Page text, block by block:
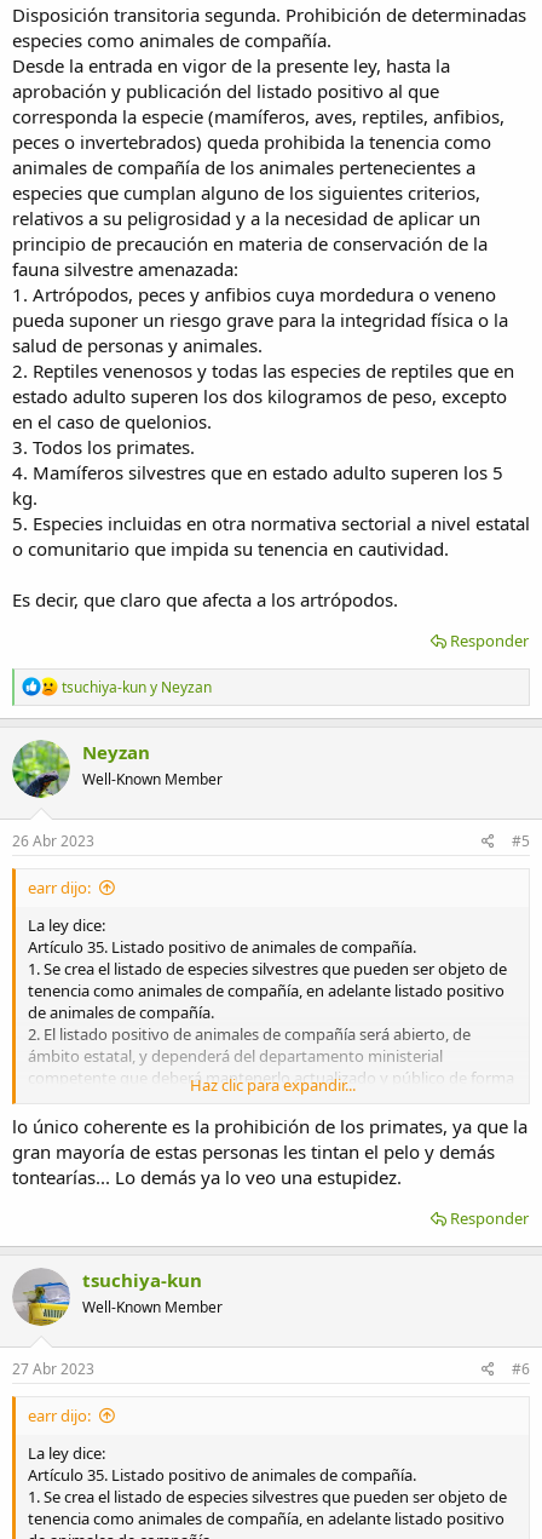
Disposición transitoria segunda. Prohibición de determinadas
especies como animales de compañía.
Desde la entrada en vigor de la presente ley, hasta la
aprobación y publicación del listado positivo al que
corresponda la especie (mamíferos, aves, reptiles, anfibios,
peces o invertebrados) queda prohibida la tenencia como
animales de compañía de los animales pertenecientes a
especies que cumplan alguno de los siguientes criterios,
relativos a su peligrosidad y a la necesidad de aplicar un
principio de precaución en materia de conservación de la
fauna silvestre amenazada:
1. Artrópodos, peces y anfibios cuya mordedura o veneno
pueda suponer un riesgo grave para la integridad física o la
salud de personas y animales.
2. Reptiles venenosos y todas las especies de reptiles que en
estado adulto superen los dos kilogramos de peso, excepto
en el caso de quelonios.
3. Todos los primates.
4. Mamíferos silvestres que en estado adulto superen los 5
kg.
5. Especies incluidas en otra normativa sectorial a nivel estatal
o comunitario que impida su tenencia en cautividad.
Es decir, que claro que afecta a los artrópodos.
Responder
R
e
a
c
i
n
e
tsuchiya-kuny Neyzan
Neyzan
Well-Known Member
26 Abr 2023 #5
earr dijo:
La ley dice:
Artículo 35. Listado positivo de animales de compañía.
1. Se crea el listado de especies silvestres que pueden ser objeto de
tenencia como animales de compañía, en adelante listado positivo
de animales de compañía.
2. El listado positivo de animales de compañía será abierto, de
ámbito estatal, y dependerá del departamento ministerial
competente que deberá mantenerlo actualizado y público de forma
permanente. Estará compuesto por un conjunto de listados de
grupos de animales silvestres: listado positivo de mamíferos, listado
positivo de aves, listado positivo de reptiles, listado positivo de
anfibios, listado positivo de peces y listado positivo de
invertebrados -todos aquellos taxones no considerados
vertebrados-, que podrán elaborarse de forma independiente.
Además:
Disposición transitoria segunda. Prohibición de determinadas
especies como animales de compañía.
Desde la entrada en vigor de la presente ley, hasta la aprobación y
publicación del listado positivo al que corresponda la especie
prohibida la tenencia como animales de compañía de los animales
pertenecientes a especies que cumplan alguno de los siguientes
criterios, relativos a su peligrosidad y a la necesidad de aplicar un
principio de precaución en materia de conservación de la fauna
silvestre amenazada:
1. Artrópodos, peces y anfibios cuya mordedura o veneno pueda
Haz clic para expandir...
lo único coherente es la prohibición de los primates, ya que la
gran mayoría de estas personas les tintan el pelo y demás
tontearías... Lo demás ya lo veo una estupidez.
Responder
tsuchiya-kun
Well-Known Member
27 Abr 2023 #6
earr dijo:
La ley dice:
Artículo 35. Listado positivo de animales de compañía.
1. Se crea el listado de especies silvestres que pueden ser objeto de
tenencia como animales de compañía, en adelante listado positivo